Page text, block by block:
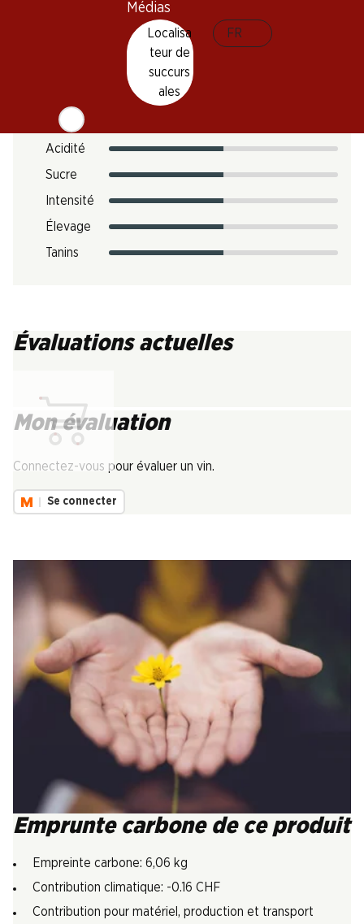
Médias
Localisa
teur de
succurs
ales
FR
Acidité
Sucre
Intensité
Élevage
Tanins
Évaluations actuelles
Mon évaluation
Connectez-vous pour évaluer un vin.
Se connecter
Emprunte carbone de ce produit
Empreinte carbone: 6,06 kg
Contribution climatique: -0.16 CHF
Contribution pour matériel, production et transport